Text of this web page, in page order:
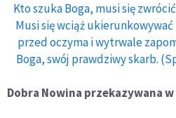
Kto szuka Boga, musi się
Musi się wciąż ukierunkowywać
przed oczyma i wytrwale
Boga, swój prawdziwy skarb.
Dobra Nowina przekazywana